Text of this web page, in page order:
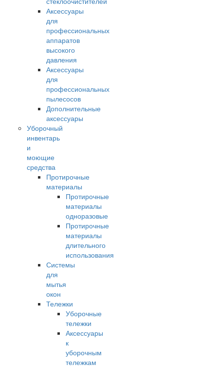
Аксессуары
для
профессиональных
аппаратов
высокого
давления
Аксессуары
для
профессиональных
пылесосов
Дополнительные
аксессуары
Уборочный
инвентарь
и
моющие
средства
Протирочные
материалы
Протирочные
материалы
одноразовые
Протирочные
материалы
длительного
использования
Системы
для
мытья
окон
Тележки
Уборочные
тележки
Аксессуары
к
уборочным
тележкам